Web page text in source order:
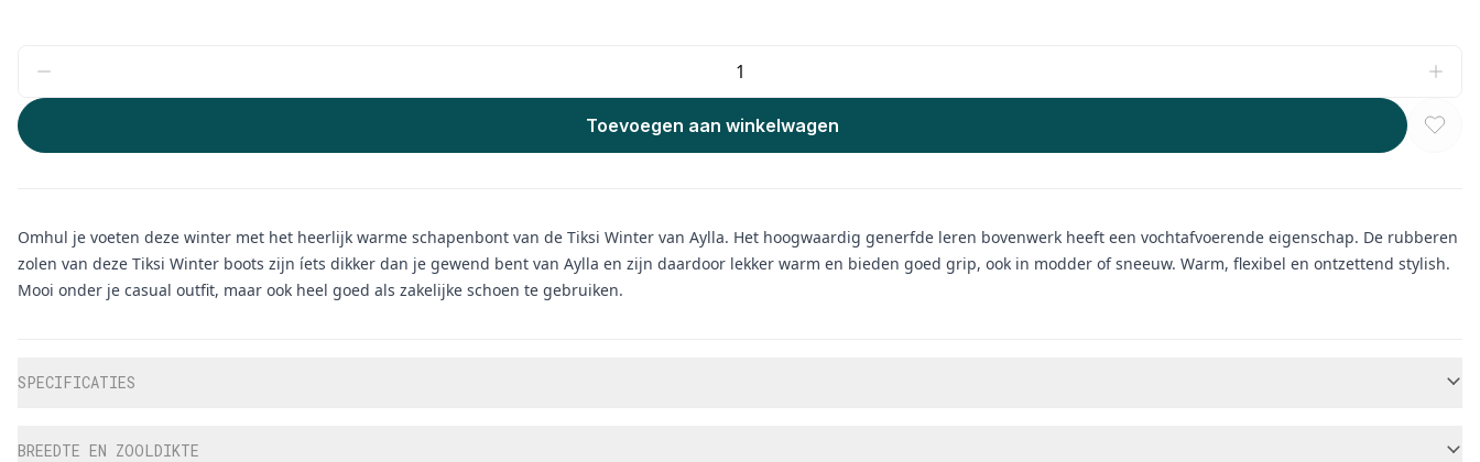
Toevoegen aan winkelwagen
Omhul je voeten deze winter met het heerlijk warme schapenbont van de Tiksi Winter van Aylla. Het hoogwaardig generfde leren bovenwerk heeft een vochtafvoerende eigenschap. De rubberen
zolen van deze Tiksi Winter boots zijn íets dikker dan je gewend bent van Aylla en zijn daardoor lekker warm en bieden goed grip, ook in modder of sneeuw. Warm, flexibel en ontzettend stylish.
Mooi onder je casual outfit, maar ook heel goed als zakelijke schoen te gebruiken.
SPECIFICATIES
BREEDTE EN ZOOLDIKTE